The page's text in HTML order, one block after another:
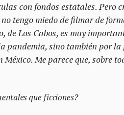
con fondos estatales. Pero
tengo miedo de filmar de
de Los Cabos, es muy
pandemia, sino también por
Me parece que, sobre
que ficciones?